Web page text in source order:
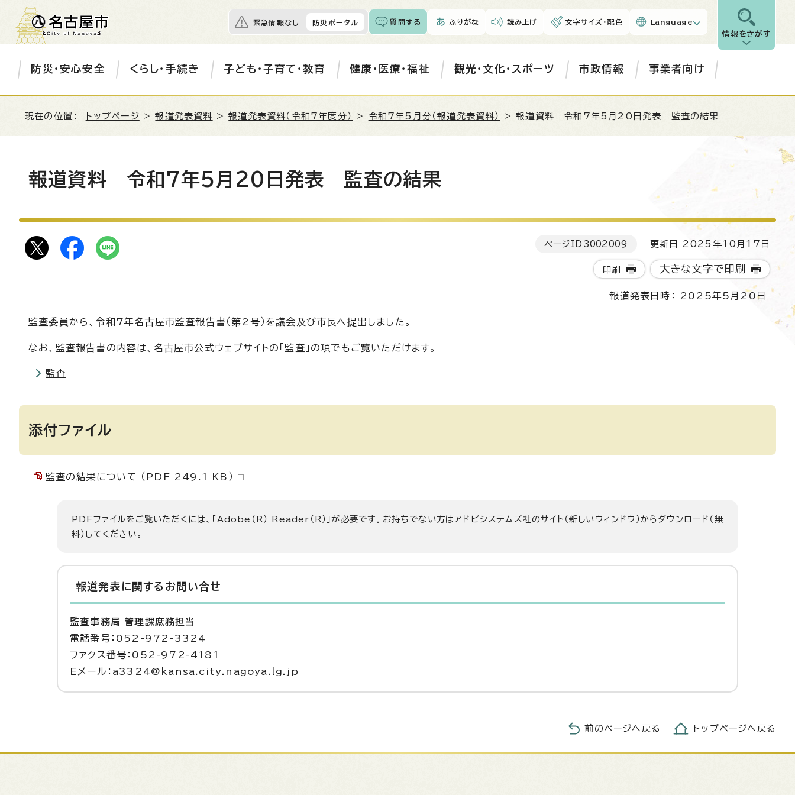
緊急情報なし 防災ポータル 質問する ふりがな 読み上げ 文字サイズ・配色 Language
情報をさがす
防災・安心安全 くらし・手続き 子ども・子育て・教育 健康・医療・福祉 観光・文化・スポーツ 市政情報 事業者向け
現在の位置： トップページ >報道発表資料 >報道発表資料（令和7年度分） > 令和7年5月分（報道発表資料） > 報道資料 令和7年5月20日発表 監査の結果
報道資料 令和7年5月20日発表 監査の結果
ページID 3002009 更新日 2025年10月17日
印刷 大きな文字で印刷
報道発表日時： 2025年5月20日
監査委員から、令和7年名古屋市監査報告書（第2号）を議会及び市長へ提出しました。
なお、監査報告書の内容は、名古屋市公式ウェブサイトの「監査」の項でもご覧いただけます。
監査
添付ファイル
監査の結果について （PDF 249.1 KB）
PDFファイルをご覧いただくには、「Adobe（R） Reader（R）」が必要です。お持ちでない方はアドビシステムズ社のサイト（新しいウィンドウ）からダウンロード（無
料）してください。
報道発表に関するお問い合せ
監査事務局 管理課庶務担当
電話番号：052-972-3324
ファクス番号：052-972-4181
Eメール：a3324@kansa.city.nagoya.lg.jp
前のページへ戻る トップページへ戻る